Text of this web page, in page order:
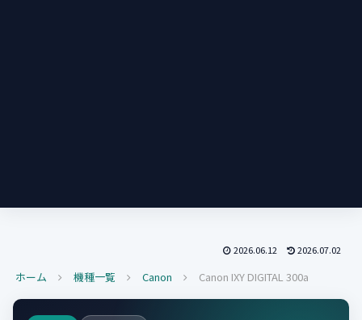
2026.06.12 2026.07.02
ホーム 機種一覧 Canon Canon IXY DIGITAL 300a